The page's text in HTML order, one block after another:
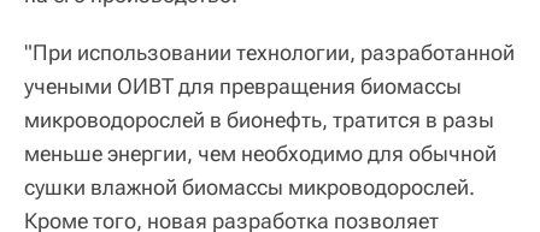
"При использовании технологии, разработанной
учеными ОИВТ для превращения биомассы
микроводорослей в бионефть, тратится в разы
меньше энергии, чем необходимо для обычной
сушки влажной биомассы микроводорослей.
Кроме того, новая разработка позволяет